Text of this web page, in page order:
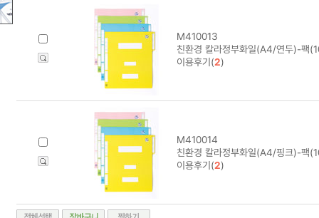
M410013
친환경 칼라정부화일(A4/연두)-팩
이용후기(2)
M410014
친환경 칼라정부화일(A4/핑크)-팩
이용후기(2)